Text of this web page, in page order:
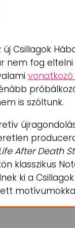
IMPRESSZUM
PR-ARCHÍVUM
ADATKEZELÉSI
új Csillagok
nem fog eltelni
vonatkozó
is szóltunk.
After Death
klasszikus
ki a